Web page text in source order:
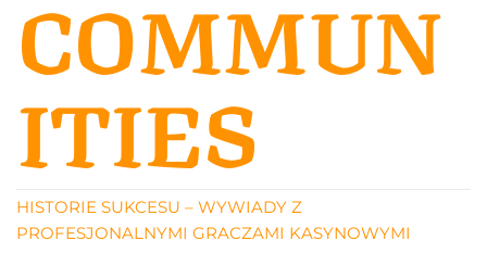
COMMUN
ITIES
HISTORIE SUKCESU – WYWIADY Z
PROFESJONALNYMI GRACZAMI KASYNOWYMI